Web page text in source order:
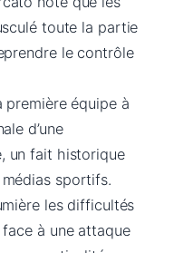
toute la partie
le contrôle
première équipe à
d’une
un fait historique
sportifs.
les difficultés
à une attaque